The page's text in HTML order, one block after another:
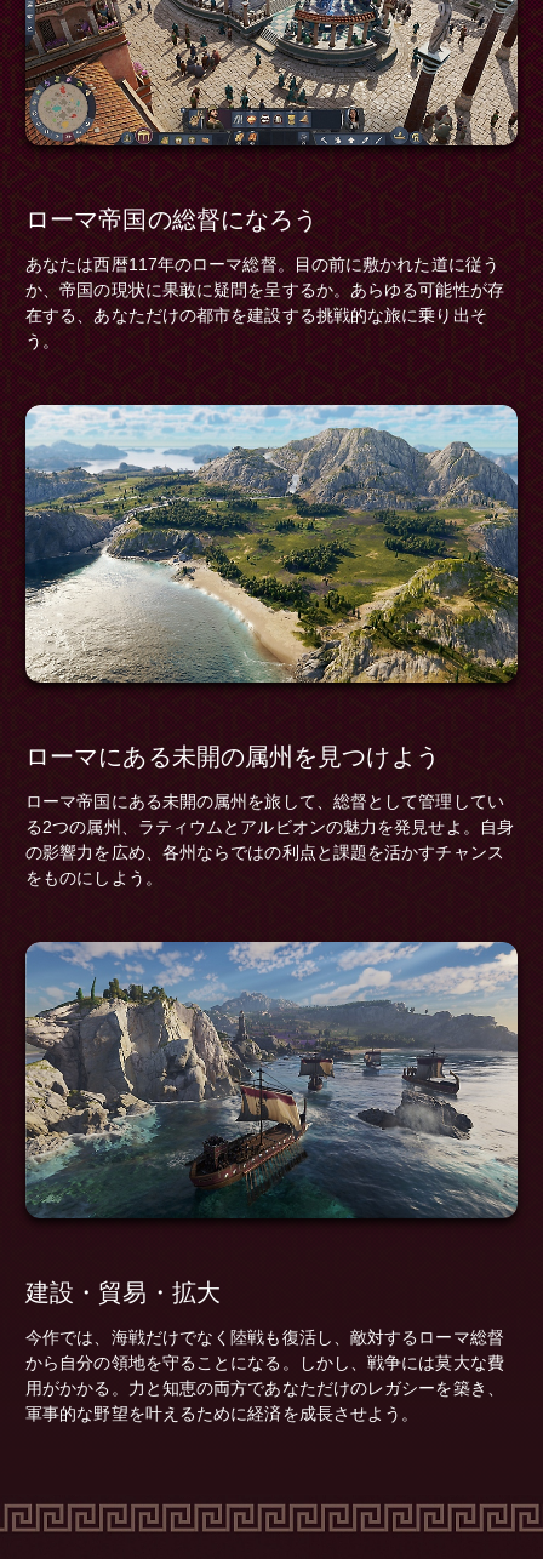
ローマ帝国の総督になろう
あなたは西暦117年のローマ総督。目の前に敷かれた道に従う
か、帝国の現状に果敢に疑問を呈するか。あらゆる可能性が存
在する、あなただけの都市を建設する挑戦的な旅に乗り出そ
う。
ローマにある未開の属州を見つけよう
ローマ帝国にある未開の属州を旅して、総督として管理してい
る2つの属州、ラティウムとアルビオンの魅力を発見せよ。自身
の影響力を広め、各州ならではの利点と課題を活かすチャンス
をものにしよう。
建設・貿易・拡大
今作では、海戦だけでなく陸戦も復活し、敵対するローマ総督
から自分の領地を守ることになる。しかし、戦争には莫大な費
用がかかる。力と知恵の両方であなただけのレガシーを築き、
軍事的な野望を叶えるために経済を成長させよう。